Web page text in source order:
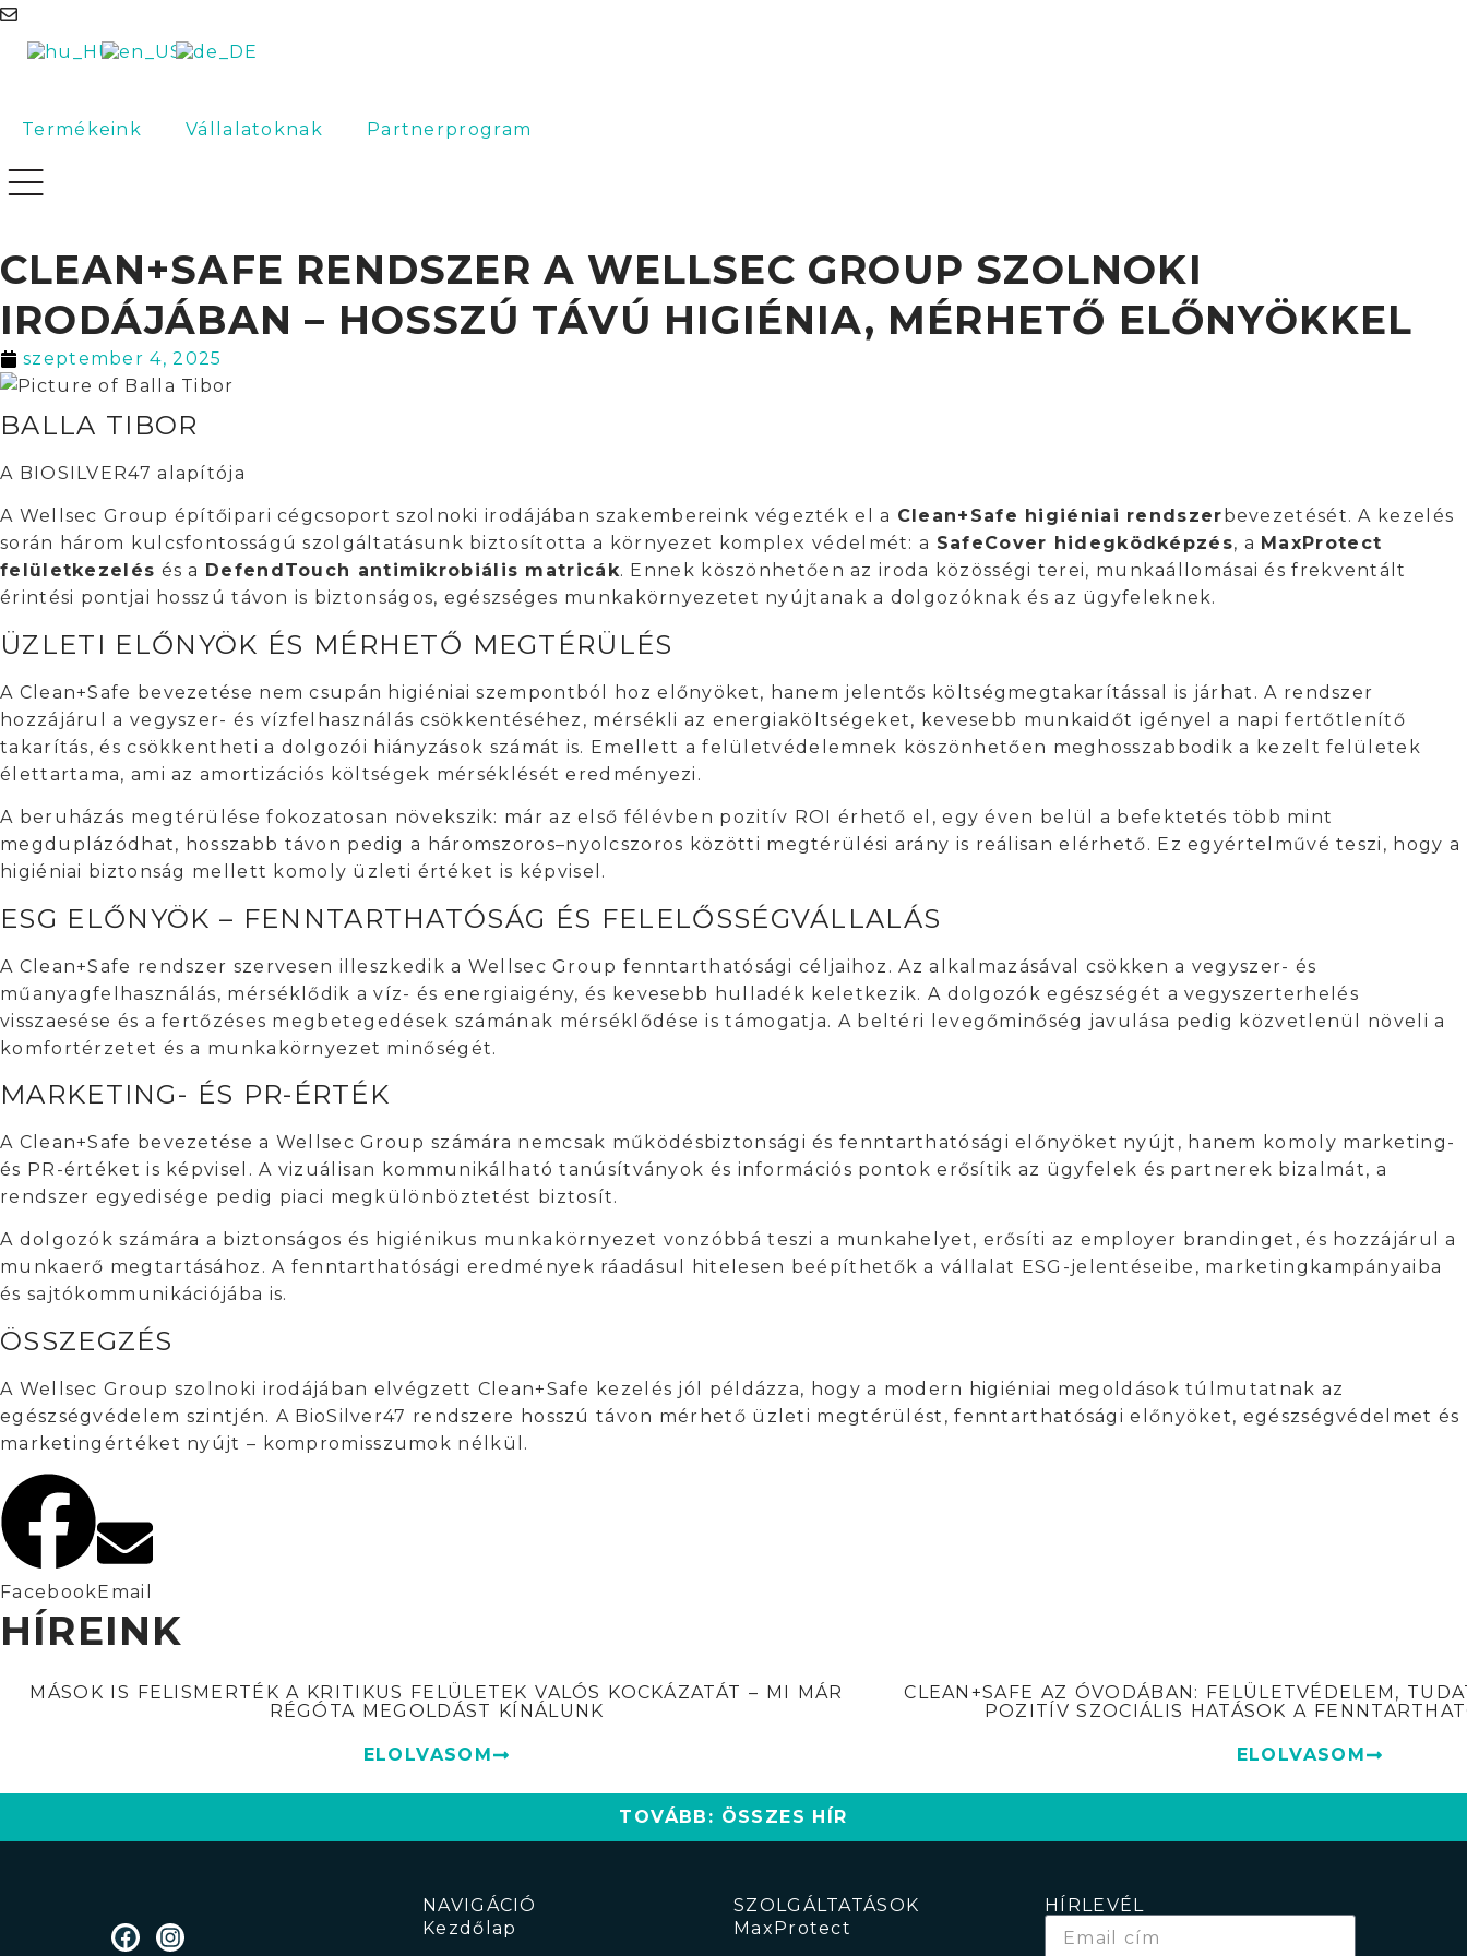
Termékeink Vállalatoknak Partnerprogram
CLEAN+SAFE RENDSZER A WELLSEC GROUP SZOLNOKI
IRODÁJÁBAN – HOSSZÚ TÁVÚ HIGIÉNIA, MÉRHETŐ ELŐNYÖKKEL
szeptember 4, 2025
BALLA TIBOR
A BIOSILVER47 alapítója
A Wellsec Group építőipari cégcsoport szolnoki irodájábanszakembereink végeztékel a Clean+Safe higiéniai rendszerbevezetését. A kezelés
során három kulcsfontosságú szolgáltatásunk biztosította a környezet komplex védelmét: a SafeCover hidegködképzés, a MaxProtect
felületkezelés és a DefendTouch antimikrobiális matricák. Ennek köszönhetően az iroda közösségi terei, munkaállomásai és frekventált
érintési pontjai hosszú távon is biztonságos, egészséges munkakörnyezetet nyújtanak a dolgozóknak és az ügyfeleknek.
ÜZLETI ELŐNYÖK ÉS MÉRHETŐ MEGTÉRÜLÉS
A Clean+Safe bevezetése nem csupán higiéniai szempontból hoz előnyöket, hanem jelentős költségmegtakarítással is járhat. A rendszer
hozzájárul a vegyszer- és vízfelhasználás csökkentéséhez, mérsékli az energiaköltségeket, kevesebb munkaidőt igényel a napi fertőtlenítő
takarítás, és csökkentheti a dolgozói hiányzások számát is. Emellett a felületvédelemnek köszönhetően meghosszabbodik a kezelt felületek
élettartama, ami az amortizációs költségek mérséklését eredményezi.
A beruházás megtérülése fokozatosan növekszik: már az első félévben pozitív ROI érhető el, egy éven belül a befektetés több mint
megduplázódhat, hosszabb távon pedig a háromszoros–nyolcszoros közötti megtérülési arány is reálisan elérhető. Ez egyértelművé teszi, hogy a
higiéniai biztonság mellett komoly üzleti értéket is képvisel.
ESG ELŐNYÖK – FENNTARTHATÓSÁG ÉS FELELŐSSÉGVÁLLALÁS
A Clean+Safe rendszer szervesen illeszkedik a Wellsec Group fenntarthatósági céljaihoz. Az alkalmazásával csökken a vegyszer- és
műanyagfelhasználás, mérséklődik a víz- és energiaigény, és kevesebb hulladék keletkezik. A dolgozók egészségét a vegyszerterhelés
visszaesése és a fertőzéses megbetegedések számának mérséklődése is támogatja. A beltéri levegőminőség javulása pedig közvetlenül növeli a
komfortérzetet és a munkakörnyezet minőségét.
MARKETING- ÉS PR-ÉRTÉK
A Clean+Safe bevezetése a Wellsec Group számára nemcsak működésbiztonsági és fenntarthatósági előnyöket nyújt, hanem komoly marketing-
és PR-értéket is képvisel. A vizuálisan kommunikálható tanúsítványok és információs pontok erősítik az ügyfelek és partnerek bizalmát, a
rendszer egyedisége pedig piaci megkülönböztetést biztosít.
A dolgozók számára a biztonságos és higiénikus munkakörnyezet vonzóbbá teszi a munkahelyet, erősíti az employer brandinget, és hozzájárul a
munkaerő megtartásához. A fenntarthatósági eredmények ráadásul hitelesen beépíthetők a vállalat ESG-jelentéseibe, marketingkampányaiba
és sajtókommunikációjába is.
ÖSSZEGZÉS
A Wellsec Group szolnoki irodájában elvégzett Clean+Safe kezelés jól példázza, hogy a modern higiéniai megoldások túlmutatnak az
egészségvédelem szintjén. A BioSilver47 rendszere hosszú távon mérhető üzleti megtérülést, fenntarthatósági előnyöket, egészségvédelmet és
marketingértéket nyújt – kompromisszumok nélkül.
FacebookEmail
HÍREINK
MÁSOK IS FELISMERTÉK A KRITIKUS FELÜLETEK VALÓS KOCKÁZATÁT – MI MÁR
RÉGÓTA MEGOLDÁST KÍNÁLUNK
ELOLVASOM
CLEAN+SAFE AZ ÓVODÁBAN: FELÜLETVÉDELEM,
POZITÍV SZOCIÁLIS HATÁSOK A
ELOLVASOM
TOVÁBB: ÖSSZES HÍR
NAVIGÁCIÓ
Kezdőlap
SZOLGÁLTATÁSOK
MaxProtect
HÍRLEVÉL